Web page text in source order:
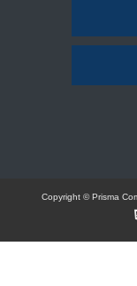
Copyright © Prisma